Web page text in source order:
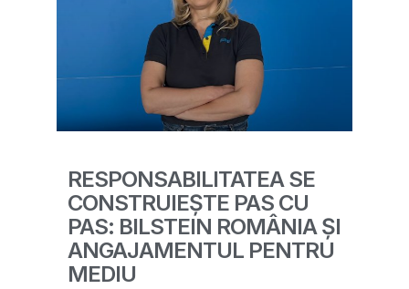
RESPONSABILITATEA SE
CONSTRUIEȘTE PAS CU
PAS: BILSTEIN ROMÂNIA ȘI
ANGAJAMENTUL PENTRU
MEDIU